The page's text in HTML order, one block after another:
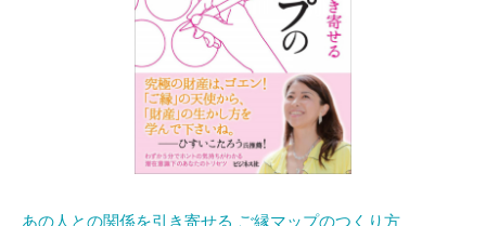
あの人との関係を引き寄せる ご縁マップのつくり方